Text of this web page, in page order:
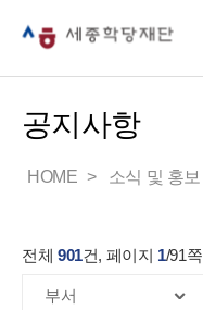
공지사항
HOME 소식 및 홍보
전체 901건, 페이지 1/91쪽